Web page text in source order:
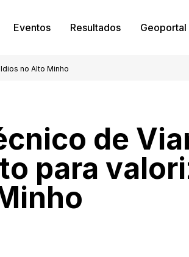
Eventos Resultados Geoportal
no Alto Minho
de
para